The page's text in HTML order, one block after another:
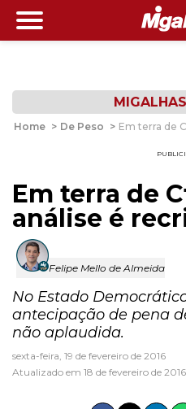
Home > De Peso > Em terra de
Em terra de
análise é
Felipe Mello de Almeida
No Estado
antecipação de pena
não aplaudida.
sexta-feira, 19 de fevereiro de 2016
Atualizado em 18 de fevereiro de 2016